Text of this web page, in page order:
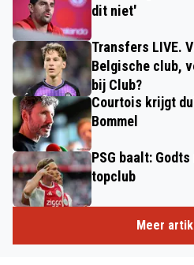
dit niet'
Transfers LIVE.
Belgische club,
bij Club?
Courtois krijgt
Bommel
PSG baalt:
topclub
Meer